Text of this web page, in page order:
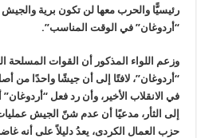
رئيسيًّا والحرب معها لن تكون برية والجيش
“أردوغان” في الوقت المناسب”.
وزعم اللواء المذكور أن القوات المسلحة
في الانقلاب الأخير، وأن رد فعل
إلى الثأر، مدعيًا أن عدم شنّ الجيش
حزب العمال الكردى، يعدُ دليلاً على أنه